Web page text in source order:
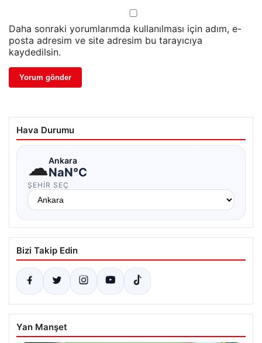
Daha sonraki yorumlarımda kullanılması için adım, e-
posta adresim ve site adresim bu tarayıcıya
kaydedilsin.
Hava Durumu
☁Ankara
NaN°C
ŞEHIR SEÇ
Bizi Takip Edin
Yan Manşet